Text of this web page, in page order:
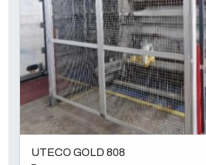
UTECO GOLD 808